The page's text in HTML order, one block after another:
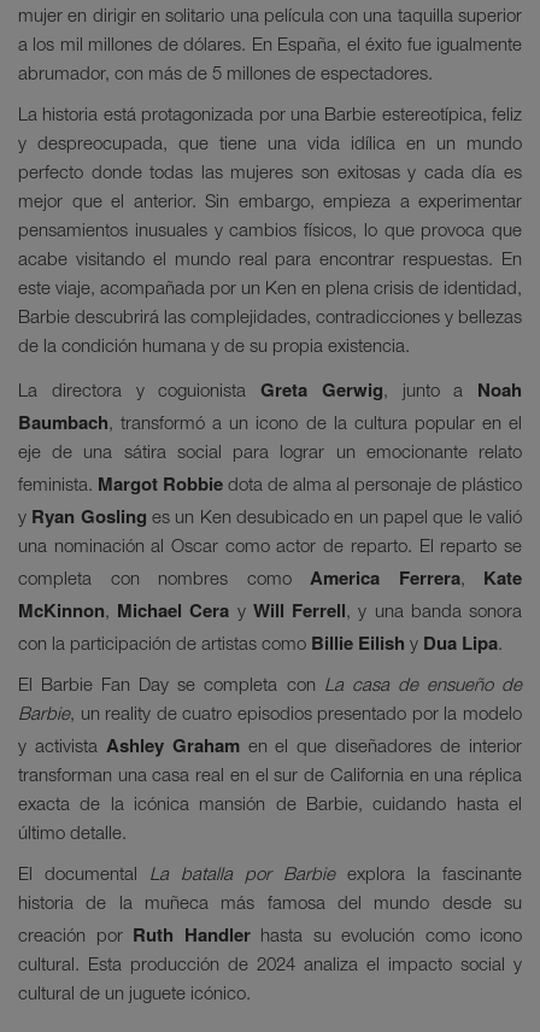
mujer en dirigir en solitario una película con una taquilla superior
a los mil millones de dólares. En España, el éxito fue igualmente
abrumador, con más de 5 millones de espectadores.
La historia está protagonizada por una Barbie estereotípica, feliz
y despreocupada, que tiene una vida idílica en un mundo
perfecto donde todas las mujeres son exitosas y cada día es
mejor que el anterior. Sin embargo, empieza a experimentar
pensamientos inusuales y cambios físicos, lo que provoca que
acabe visitando el mundo real para encontrar respuestas. En
este viaje, acompañada por un Ken en plena crisis de identidad,
Barbie descubrirá las complejidades, contradicciones y bellezas
de la condición humana y de su propia existencia.
La directora y coguionista Greta Gerwig, junto a Noah
Baumbach, transformó a un icono de la cultura popular en el
eje de una sátira social para lograr un emocionante relato
feminista. Margot Robbie dota de alma al personaje de plástico
y Ryan Goslinges un Ken desubicado en un papel que le valió
una nominación al Oscar como actor de reparto. El reparto se
completa con nombres como America Ferrera, Kate
McKinnon, Michael Cera y Will Ferrell, y una banda sonora
con la participación de artistas como Billie Eilish y Dua Lipa.
El Barbie Fan Day se completa con La casa de ensueño de
Barbie, un reality de cuatro episodios presentado por la modelo
y activista Ashley Graham en el que diseñadores de interior
transforman una casa real en el sur de California en una réplica
exacta de la icónica mansión de Barbie, cuidando hasta el
último detalle.
El documental La batalla por Barbieexplora la fascinante
historia de la muñeca más famosa del mundo desde su
creación por Ruth Handler hasta su evolución como icono
cultural. Esta producción de 2024 analiza el impacto social y
cultural de un juguete icónico.